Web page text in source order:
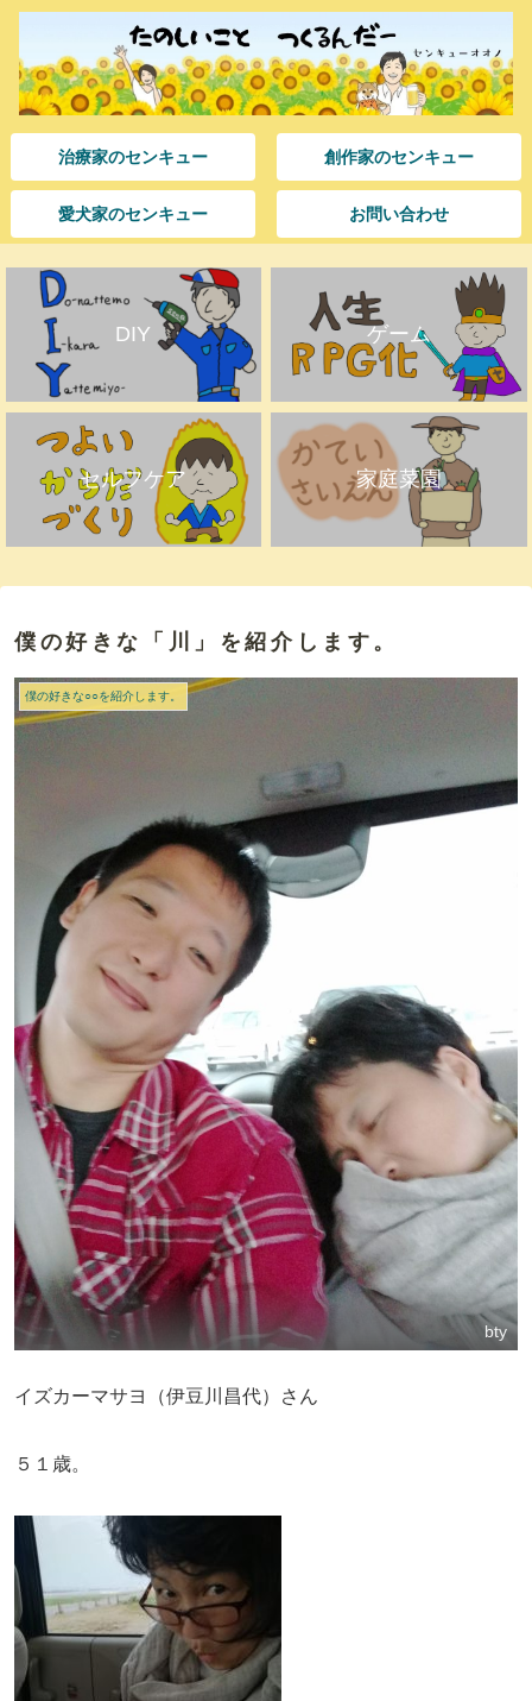
治療家のセンキュー 創作家のセンキュー
愛犬家のセンキュー お問い合わせ
DIY ゲーム
セルフケア 家庭菜園
僕の好きな「川」を紹介します。
僕の好きな○○を紹介します。
bty
イズカーマサヨ（伊豆川昌代）さん
５１歳。